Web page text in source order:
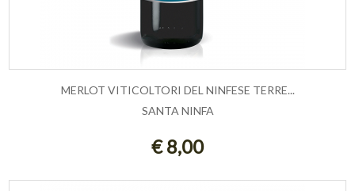
ESAURITO
MERLOT VITICOLTORI DEL NINFESE TERRE...
SANTA NINFA
€ 8,00